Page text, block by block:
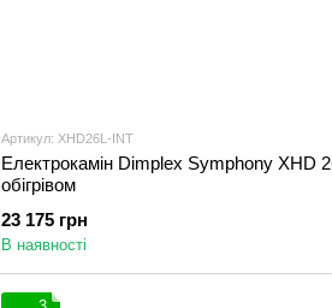
Артикул: XHD26L-INT
Електрокамін Dimplex Symphony XHD
обігрівом
23 175 грн
В наявності